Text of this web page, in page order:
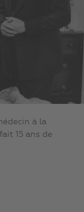
à la
15 ans de